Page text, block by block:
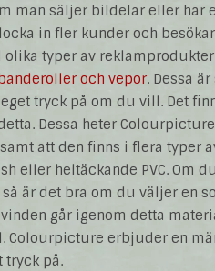
man säljer bildelar eller har
in fler kunder och
olika typer av
och vepor. Dessa
tryck på om du vill. Det
Dessa heter
att den finns i flera typer
eller heltäckande PVC. Om
är det bra om du väljer en
går igenom detta
Colourpicture erbjuder en
tryck på.